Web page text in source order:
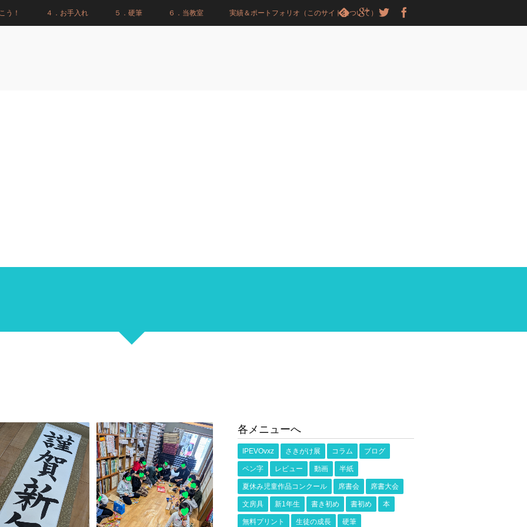
う！ ４．お手入れ ５．硬筆 ６．当教室 実績＆ポートフォリオ（このサイトについて）
各メニューへ
IPEVOvxz さきがけ展 コラム ブログ
ペン字 レビュー 動画 半紙
夏休み児童作品コンクール 席書会 席書大会
文房具 新1年生 書き初め 書初め 本
無料プリント 生徒の成長 硬筆